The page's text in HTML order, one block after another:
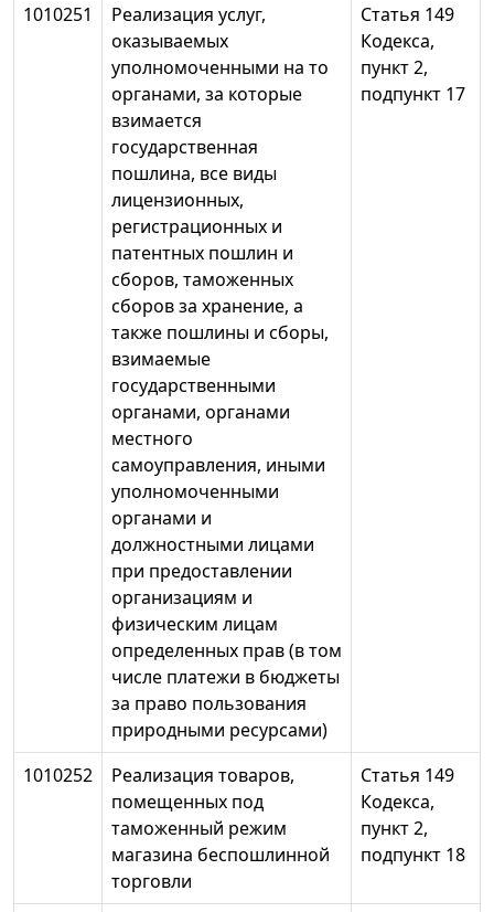
1010251
Реализация услуг,
оказываемых
уполномоченными на то
органами, за которые
взимается
государственная
пошлина, все виды
лицензионных,
регистрационных и
патентных пошлин и
сборов, таможенных
сборов за хранение, а
также пошлины и сборы,
взимаемые
государственными
органами, органами
местного
самоуправления, иными
уполномоченными
органами и
должностными лицами
при предоставлении
организациям и
физическим лицам
определенных прав (в том
числе платежи в бюджеты
за право пользования
природными ресурсами)
Статья 149
Кодекса,
пункт 2,
подпункт 17
1010252
Реализация товаров,
помещенных под
таможенный режим
магазина беспошлинной
торговли
Статья 149
Кодекса,
пункт 2,
подпункт 18